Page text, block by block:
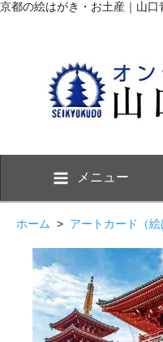
京都の絵はがき・お土産｜山
メニュー
ホーム > アートカード（絵